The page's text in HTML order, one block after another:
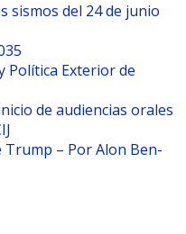
sismos del 24 de junio
Política Exterior de
de audiencias orales
– Por Alon Ben-